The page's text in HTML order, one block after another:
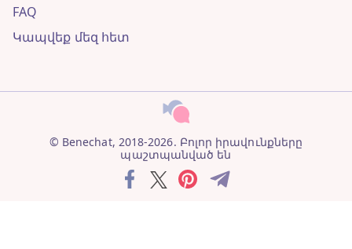
FAQ
Կապվեք մեզ հետ
© Benechat, 2018-2026. Բոլոր իրավունքները
պաշտպանված են